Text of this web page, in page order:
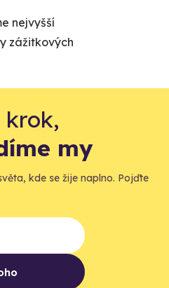
nejvyšší
zážitkových
my
kde se žije naplno. Pojďte